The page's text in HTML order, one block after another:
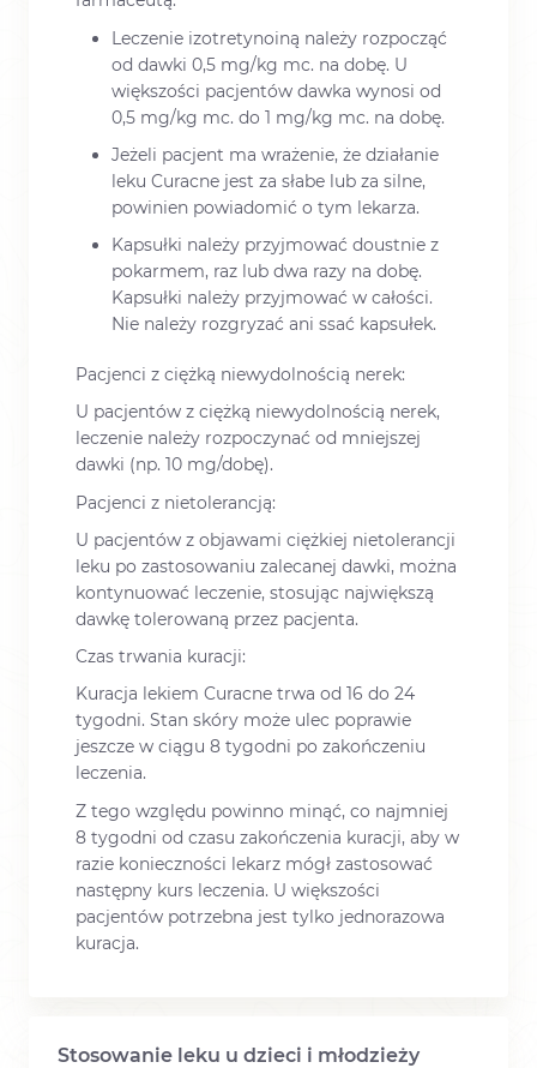
Leczenie izotretynoiną należy rozpocząć
od dawki 0,5 mg/kg mc. na dobę. U
większości pacjentów dawka wynosi od
0,5 mg/kg mc. do 1 mg/kg mc. na dobę.
Jeżeli pacjent ma wrażenie, że działanie
leku Curacne jest za słabe lub za silne,
powinien powiadomić o tym lekarza.
Kapsułki należy przyjmować doustnie z
pokarmem, raz lub dwa razy na dobę.
Kapsułki należy przyjmować w całości.
Nie należy rozgryzać ani ssać kapsułek.
Pacjenci z ciężką niewydolnością nerek:
U pacjentów z ciężką niewydolnością nerek,
leczenie należy rozpoczynać od mniejszej
dawki (np. 10 mg/dobę).
Pacjenci z nietolerancją:
U pacjentów z objawami ciężkiej nietolerancji
leku po zastosowaniu zalecanej dawki, można
kontynuować leczenie, stosując największą
dawkę tolerowaną przez pacjenta.
Czas trwania kuracji:
Kuracja lekiem Curacne trwa od 16 do 24
tygodni. Stan skóry może ulec poprawie
jeszcze w ciągu 8 tygodni po zakończeniu
leczenia.
Z tego względu powinno minąć, co najmniej
8 tygodni od czasu zakończenia kuracji, aby w
razie konieczności lekarz mógł zastosować
następny kurs leczenia. U większości
pacjentów potrzebna jest tylko jednorazowa
kuracja.
Stosowanie leku u dzieci i młodzieży